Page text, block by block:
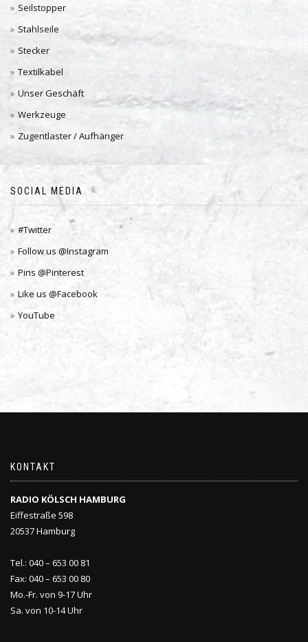
Seilstopper
Stahlseile
Stecker
Textilkabel
Unser Geschäft
Werkzeuge
Zugentlaster / Aufhänger
SOCIAL MEDIA
#Twitter
Follow us @Instagram
Pins @Pinterest
Like us @Facebook
YouTube
KONTAKT
RADIO KÖLSCH HAMBURG
Eiffestraße 598
20537 Hamburg
Tel.: 040 – 653 00 81
Fax: 040 – 653 00 80
Mo.-Fr. von 9-17 Uhr
Sa. von 10-14 Uhr